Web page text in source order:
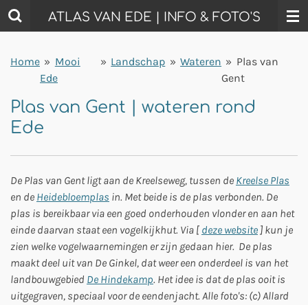
Ga
direct
de
hoofdinhoud
ATLAS VAN EDE | INFO & FOTO'S
Home » Mooi
Ede
» Landschap » Wateren » Plas van
Gent
Plas van Gent | wateren rond
Ede
De Plas van Gent ligt aan de Kreelseweg, tussen de Kreelse Plas
en de Heidebloemplas in. Met beide is de plas verbonden. De
plas is bereikbaar via een goed onderhouden vlonder en aan het
einde daarvan staat een vogelkijkhut. Via [ deze website ] kun je
zien welke vogelwaarnemingen er zijn gedaan hier. De plas
maakt deel uit van De Ginkel, dat weer een onderdeel is van het
landbouwgebied De Hindekamp. Het idee is dat de plas ooit is
uitgegraven, speciaal voor de eendenjacht. Alle foto's: (c) Allard